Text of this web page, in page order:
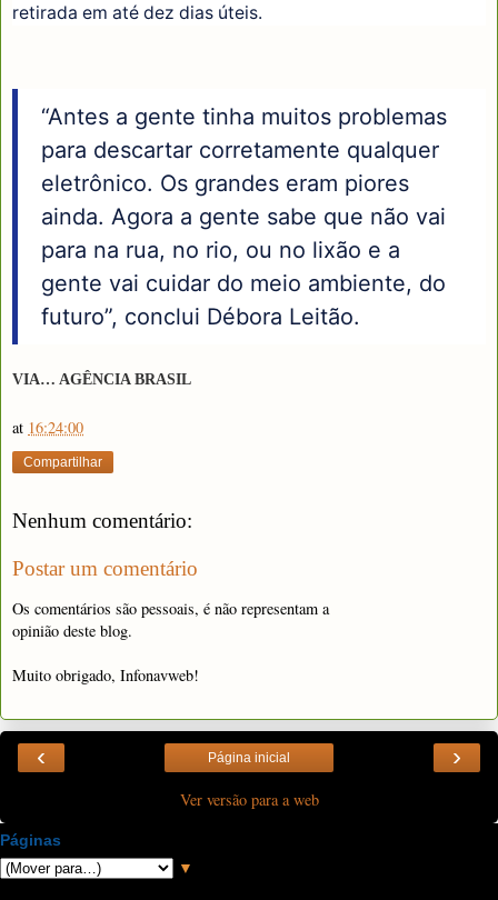
retirada em até dez dias úteis.
“Antes a gente tinha muitos problemas
para descartar corretamente qualquer
eletrônico. Os grandes eram piores
ainda. Agora a gente sabe que não vai
para na rua, no rio, ou no lixão e a
gente vai cuidar do meio ambiente, do
futuro”, conclui Débora Leitão.
VIA… AGÊNCIA BRASIL
at 16:24:00
Compartilhar
Nenhum comentário:
Postar um comentário
Os comentários são pessoais, é não representam a
opinião deste blog.
Muito obrigado, Infonavweb!
‹ ›
Página inicial
Ver versão para a web
Páginas
▼